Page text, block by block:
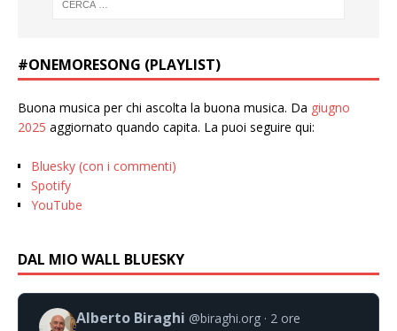
#ONEMORESONG (PLAYLIST)
Buona musica per chi ascolta la buona musica. Da giugno
2025 aggiornato quando capita. La puoi seguire qui:
Bluesky (con i commenti)
Spotify
YouTube
DAL MIO WALL BLUESKY
Alberto Biraghi @biraghi.org 2 ore